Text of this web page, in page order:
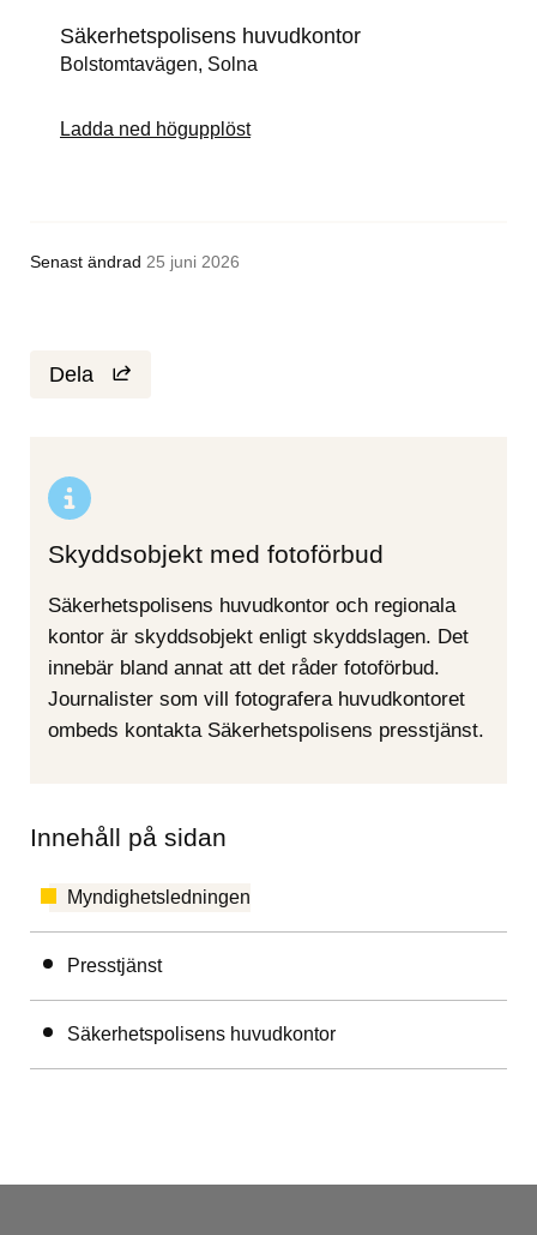
Säkerhetspolisens huvudkontor
Bolstomtavägen, Solna
Ladda ned högupplöst
Senast ändrad 25 juni 2026
Dela
Skyddsobjekt med fotoförbud
Säkerhetspolisens huvudkontor och regionala
kontor är skyddsobjekt enligt skyddslagen. Det
innebär bland annat att det råder fotoförbud.
Journalister som vill fotografera huvudkontoret
ombeds kontakta Säkerhetspolisens presstjänst.
Innehåll på sidan
Myndighetsledningen
Presstjänst
Säkerhetspolisens huvudkontor